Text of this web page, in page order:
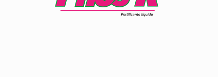
Ver producto